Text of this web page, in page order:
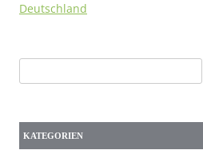
Deutschland
nach:
KATEGORIEN